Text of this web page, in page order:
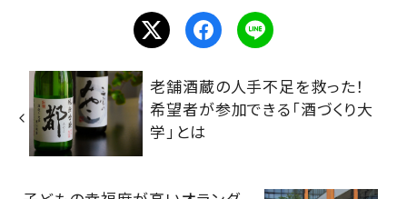
老舗酒蔵の人手不足を救った！
希望者が参加できる「酒づくり大
学」とは